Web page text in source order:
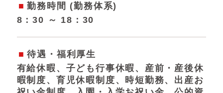
勤務時間 (勤務体系)
8：30 ～ 18：30
待遇・福利厚生
有給休暇、子ども行事休暇、産前・産後休
暇制度、育児休暇制度、時短勤務、出産お